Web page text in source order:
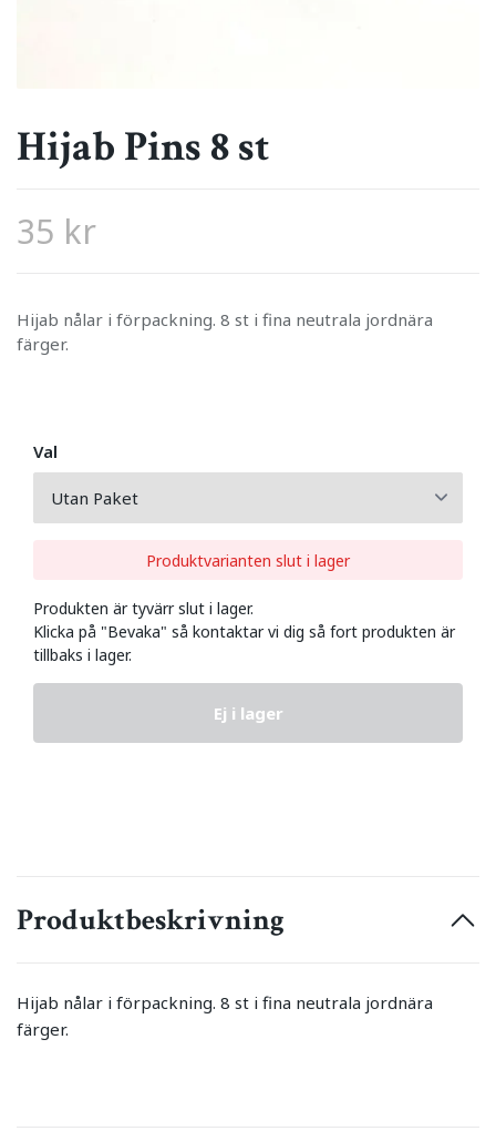
Hijab Pins 8 st
35 kr
Hijab nålar i förpackning. 8 st i fina neutrala jordnära
färger.
Val
Produktvarianten slut i lager
Produkten är tyvärr slut i lager.
Klicka på "Bevaka" så kontaktar vi dig så fort produkten är
tillbaks i lager.
Ej i lager
Produktbeskrivning
Hijab nålar i förpackning. 8 st i fina neutrala jordnära
färger.